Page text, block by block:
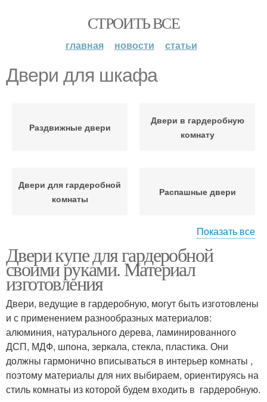
СТРОИТЬ ВСЕ
главная новости статьи
Двери для шкафа
Раздвижные двери
Двери в гардеробную
комнату
Двери для гардеробной
комнаты
Распашные двери
Двери для шкафа-купе Готовые двери
Купе для шкафа Рельсы для шкафа
Двери в шкафах Подвесные двери
Показать все
Двери купе для гардеробной
своими руками. Материал
изготовления
Двери, ведущие в гардеробную, могут быть изготовлены
и с применением разнообразных материалов:
алюминия, натурального дерева, ламинированного
ДСП, МДФ, шпона, зеркала, стекла, пластика. Они
должны гармонично вписываться в интерьер комнаты ,
поэтому материалы для них выбираем, ориентируясь на
стиль комнаты из которой будем входить в гардеробную.